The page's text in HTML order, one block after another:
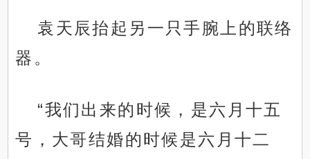
袁天辰抬起另一只手腕上的联络
器。
“我们出来的时候，是六月十五
号，大哥结婚的时候是六月十二